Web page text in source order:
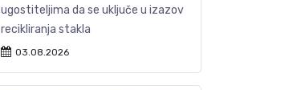
ugostiteljima da se uključe u izazov
recikliranja stakla
03.08.2026